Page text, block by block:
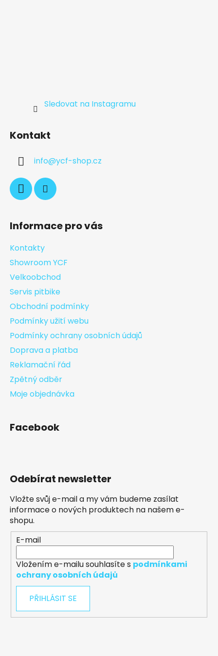
Sledovat na Instagramu
Kontakt
info@ycf-shop.cz
Informace pro vás
Kontakty
Showroom YCF
Velkoobchod
Servis pitbike
Obchodní podmínky
Podmínky užití webu
Podmínky ochrany osobních údajů
Doprava a platba
Reklamační řád
Zpětný odběr
Moje objednávka
Facebook
Odebírat newsletter
Vložte svůj e-mail a my vám budeme zasílat
informace o nových produktech na našem e-
shopu.
E-mail
Vložením e-mailu souhlasíte s podmínkami
ochrany osobních údajů
PŘIHLÁSIT SE